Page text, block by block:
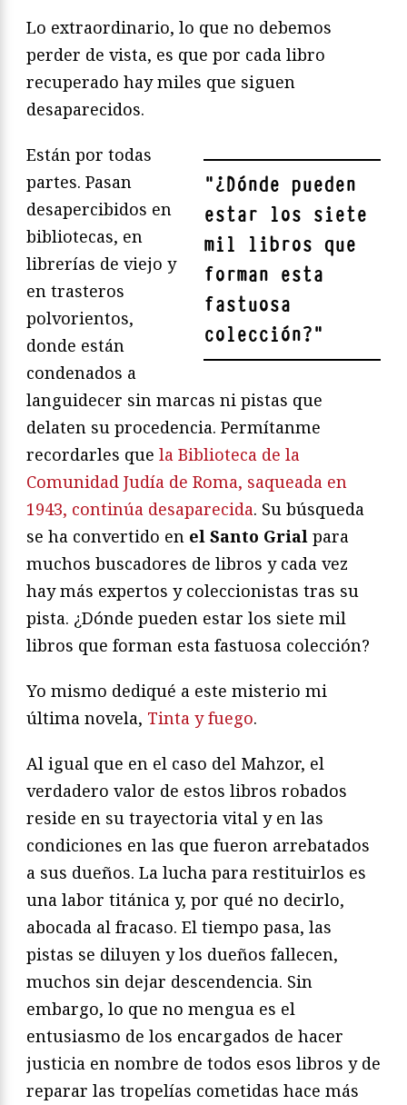
Lo extraordinario, lo que no debemos
perder de vista, es que por cada libro
recuperado hay miles que siguen
desaparecidos.
"¿Dónde pueden
estar los siete
mil libros que
forman esta
fastuosa
colección?"
Están por todas
partes. Pasan
desapercibidos en
bibliotecas, en
librerías de viejo y
en trasteros
polvorientos,
donde están
condenados a
languidecer sin marcas ni pistas que
delaten su procedencia. Permítanme
recordarles que la Biblioteca de la
Comunidad Judía de Roma, saqueada en
1943, continúa desaparecida. Su búsqueda
se ha convertido en el Santo Grial para
muchos buscadores de libros y cada vez
hay más expertos y coleccionistas tras su
pista. ¿Dónde pueden estar los siete mil
libros que forman esta fastuosa colección?
Yo mismo dediqué a este misterio mi
última novela, Tinta y fuego.
Al igual que en el caso del Mahzor, el
verdadero valor de estos libros robados
reside en su trayectoria vital y en las
condiciones en las que fueron arrebatados
a sus dueños. La lucha para restituirlos es
una labor titánica y, por qué no decirlo,
abocada al fracaso. El tiempo pasa, las
pistas se diluyen y los dueños fallecen,
muchos sin dejar descendencia. Sin
embargo, lo que no mengua es el
entusiasmo de los encargados de hacer
justicia en nombre de todos esos libros y de
reparar las tropelías cometidas hace más